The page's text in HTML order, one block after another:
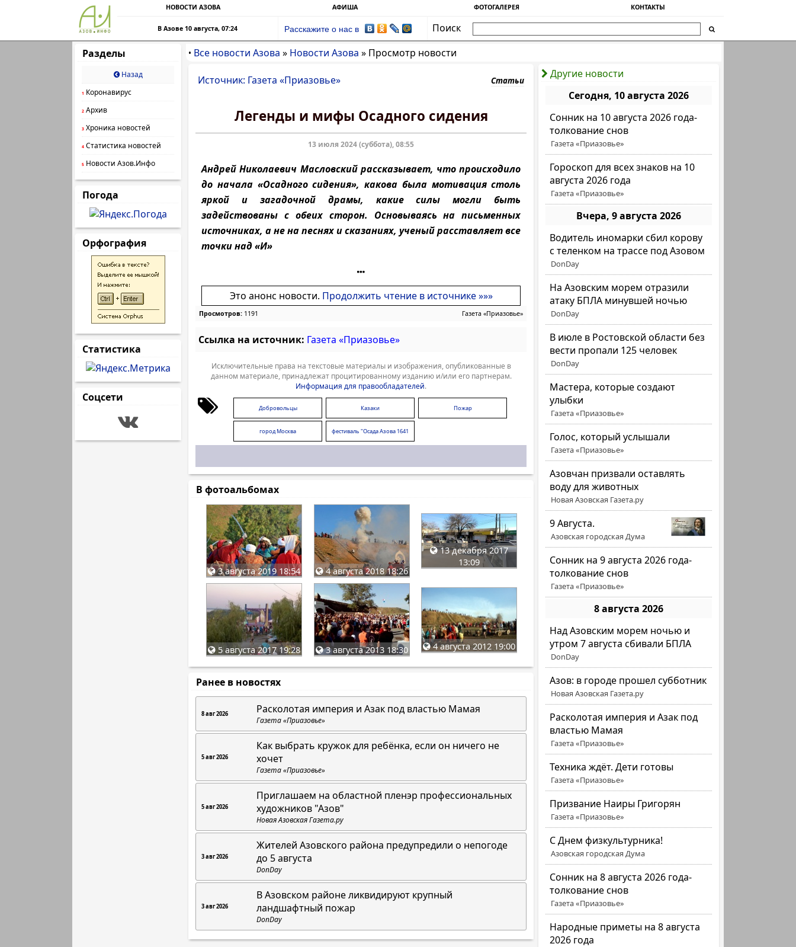
НОВОСТИ АЗОВА АФИША ФОТОГАЛЕРЕЯ КОНТАКТЫ
В Азове 10 августа, 07:24 Расскажите о нас в
Поиск
Разделы
Назад
1 Коронавирус
2 Архив
3 Хроника новостей
4 Статистика новостей
5 Новости Азов.Инфо
Погода
Орфография
Статистика
Соцсети
• Все новости Азова » Новости Азова » Просмотр новости
Другие новости
Сегодня, 10 августа 2026
Сонник на 10 августа 2026 года-
толкование снов
Газета «Приазовье»
Гороскоп для всех знаков на 10
августа 2026 года
Газета «Приазовье»
Вчера, 9 августа 2026
Водитель иномарки сбил корову
с теленком на трассе под Азовом
DonDay
На Азовским морем отразили
атаку БПЛА минувшей ночью
DonDay
В июле в Ростовской области без
вести пропали 125 человек
DonDay
Мастера, которые создают
улыбки
Газета «Приазовье»
Голос, который услышали
Газета «Приазовье»
Азовчан призвали оставлять
воду для животных
Новая Азовская Газета.ру
9 Августа.
Азовская городская Дума
Сонник на 9 августа 2026 года-
толкование снов
Газета «Приазовье»
8 августа 2026
Над Азовским морем ночью и
утром 7 августа сбивали БПЛА
DonDay
Азов: в городе прошел субботник
Новая Азовская Газета.ру
Расколотая империя и Азак под
властью Мамая
Газета «Приазовье»
Техника ждёт. Дети готовы
Газета «Приазовье»
Призвание Наиры Григорян
Газета «Приазовье»
C Днем физкультурника!
Азовская городская Дума
Сонник на 8 августа 2026 года-
толкование снов
Газета «Приазовье»
Народные приметы на 8 августа
2026 года
Источник: Газета «Приазовье» Статьи
Легенды и мифы Осадного сидения
13 июля 2024 (суббота), 08:55
Андрей Николаевич Масловский рассказывает, что происходило
до начала «Осадного сидения», какова была мотивация столь
яркой и загадочной драмы, какие силы могли быть
задействованы с обеих сторон. Основываясь на письменных
источниках, а не на песнях и сказаниях, ученый расставляет все
точки над «И»
Это анонс новости. Продолжить чтение в источнике »»»
Просмотров: 1191 Газета «Приазовье»
Ссылка на источник: Газета «Приазовье»
Исключительные права на текстовые материалы и изображения, опубликованные в
данном материале, принадлежат процитированному изданию и/или его партнерам.
Информация для правообладателей.
Добровольцы Казаки Пожар
город Москва
фестиваль "Осада Азова 1641
года"
В фотоальбомах
3 августа 2019 18:54 4 августа 2018 18:26
13 декабря 2017
13:09
5 августа 2017 19:28 3 августа 2013 18:30 4 августа 2012 19:00
Ранее в новостях
8 авг 2026 Расколотая империя и Азак под властью Мамая
Газета «Приазовье»
5 авг 2026
Как выбрать кружок для ребёнка, если он ничего не
хочет
Газета «Приазовье»
5 авг 2026
Приглашаем на областной пленэр профессиональных
художников "Азов"
Новая Азовская Газета.ру
3 авг 2026
Жителей Азовского района предупредили о непогоде
до 5 августа
DonDay
3 авг 2026
В Азовском районе ликвидируют крупный
ландшафтный пожар
DonDay